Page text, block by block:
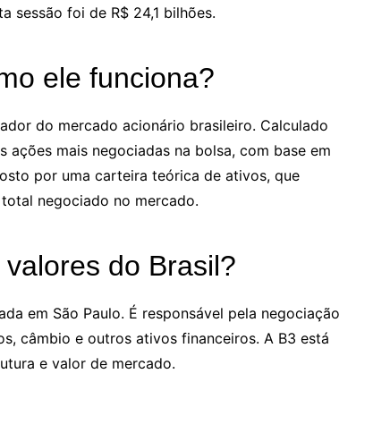
sessão foi de R$ 24,1 bilhões.
ele funciona?
do mercado acionário brasileiro. Calculado
ações mais negociadas na bolsa, com base em
por uma carteira teórica de ativos, que
negociado no mercado.
do Brasil?
em São Paulo. É responsável pela negociação
câmbio e outros ativos financeiros. A B3 está
e valor de mercado.